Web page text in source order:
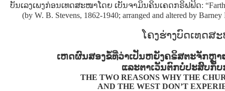
ບັນເລງເພງກ່ອນເທດສະໜາໂດຍ ເບັນຈາມິນຄິນເຄດກຣິຟຟິດ:
(by W. B. Stevens, 1862-1940; arranged and altered by Barney
ໂຄງຮ່າງບົດເທດສ
ເຫດຜົນສອງຂໍ້ທີ່ວ່າເປັນຫຍັງຄຣິສຕະຈັກຫຼາ
ແລະຕາເວັນຕົກບໍ່ປະສົບກັ
THE TWO REASONS WHY THE
AND THE WEST DON’T